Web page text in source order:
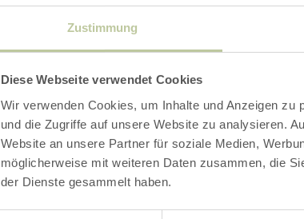
Zustimmung
Diese Webseite verwendet Cookies
Wir verwenden Cookies, um Inhalte und Anzeigen
und die Zugriffe auf unsere Website zu analysieren.
Website an unsere Partner für soziale Medien,
möglicherweise mit weiteren Daten zusammen, die
der Dienste gesammelt haben.